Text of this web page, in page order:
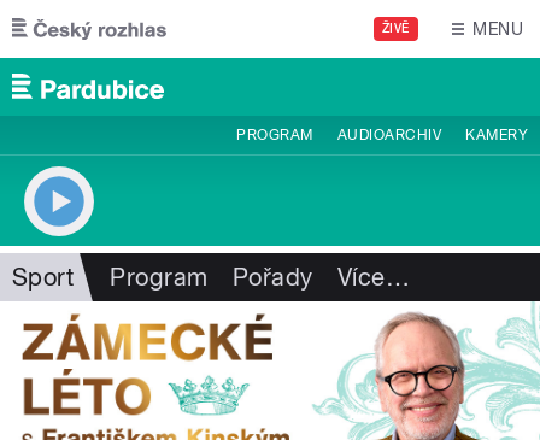
Přejít k hlavnímu obsahu
ŽIVĚ MENU
PROGRAM AUDIOARCHIV KAMERY
Sport Program Pořady Více…